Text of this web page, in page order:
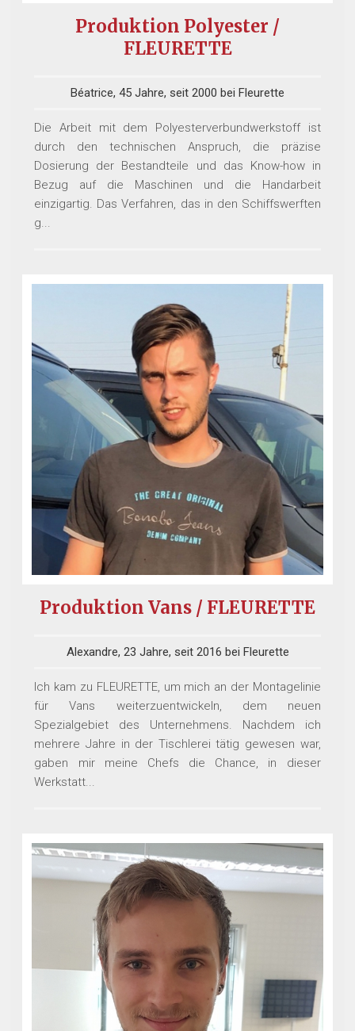
Produktion Polyester /
FLEURETTE
Béatrice, 45 Jahre, seit 2000 bei Fleurette
Die Arbeit mit dem Polyesterverbundwerkstoff ist
durch den technischen Anspruch, die präzise
Dosierung der Bestandteile und das Know-how in
Bezug auf die Maschinen und die Handarbeit
einzigartig. Das Verfahren, das in den Schiffswerften
g...
Produktion Vans / FLEURETTE
Alexandre, 23 Jahre, seit 2016 bei Fleurette
Ich kam zu FLEURETTE, um mich an der Montagelinie
für Vans weiterzuentwickeln, dem neuen
Spezialgebiet des Unternehmens. Nachdem ich
mehrere Jahre in der Tischlerei tätig gewesen war,
gaben mir meine Chefs die Chance, in dieser
Werkstatt...